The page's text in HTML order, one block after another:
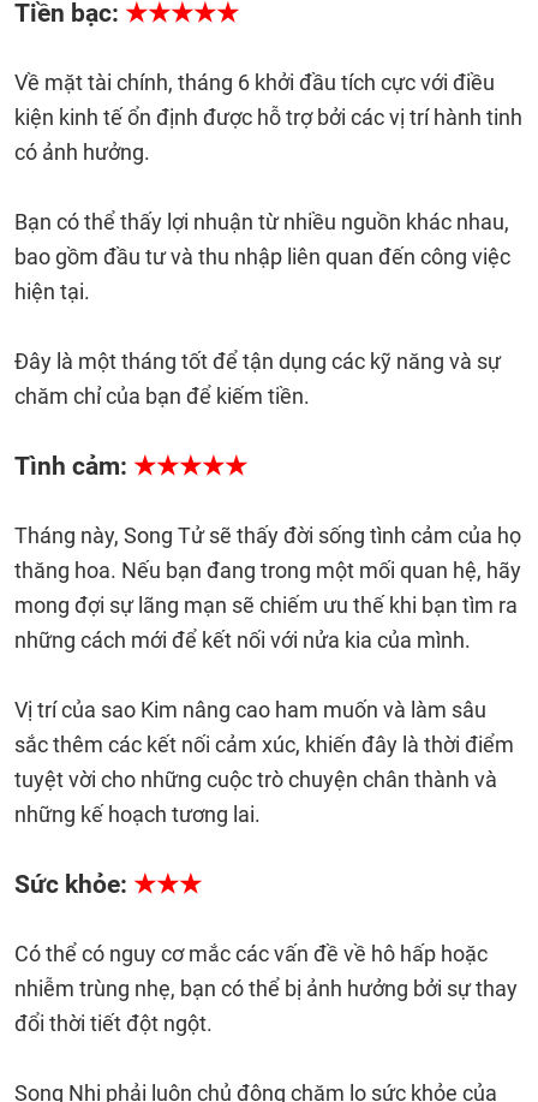
Tiền bạc: ★★★★★
Về mặt tài chính, tháng 6 khởi đầu tích cực với điều
kiện kinh tế ổn định được hỗ trợ bởi các vị trí hành tinh
có ảnh hưởng.
Bạn có thể thấy lợi nhuận từ nhiều nguồn khác nhau,
bao gồm đầu tư và thu nhập liên quan đến công việc
hiện tại.
Đây là một tháng tốt để tận dụng các kỹ năng và sự
chăm chỉ của bạn để kiếm tiền.
Tình cảm: ★★★★★
Tháng này, Song Tử sẽ thấy đời sống tình cảm của họ
thăng hoa. Nếu bạn đang trong một mối quan hệ, hãy
mong đợi sự lãng mạn sẽ chiếm ưu thế khi bạn tìm ra
những cách mới để kết nối với nửa kia của mình.
Vị trí của sao Kim nâng cao ham muốn và làm sâu
sắc thêm các kết nối cảm xúc, khiến đây là thời điểm
tuyệt vời cho những cuộc trò chuyện chân thành và
những kế hoạch tương lai.
Sức khỏe: ★★★
Có thể có nguy cơ mắc các vấn đề về hô hấp hoặc
nhiễm trùng nhẹ, bạn có thể bị ảnh hưởng bởi sự thay
đổi thời tiết đột ngột.
Song Nhi phải luôn chủ động chăm lo sức khỏe của